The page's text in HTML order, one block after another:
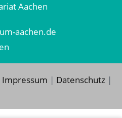
Aachen
aachen.de
Impressum | Datenschutz |